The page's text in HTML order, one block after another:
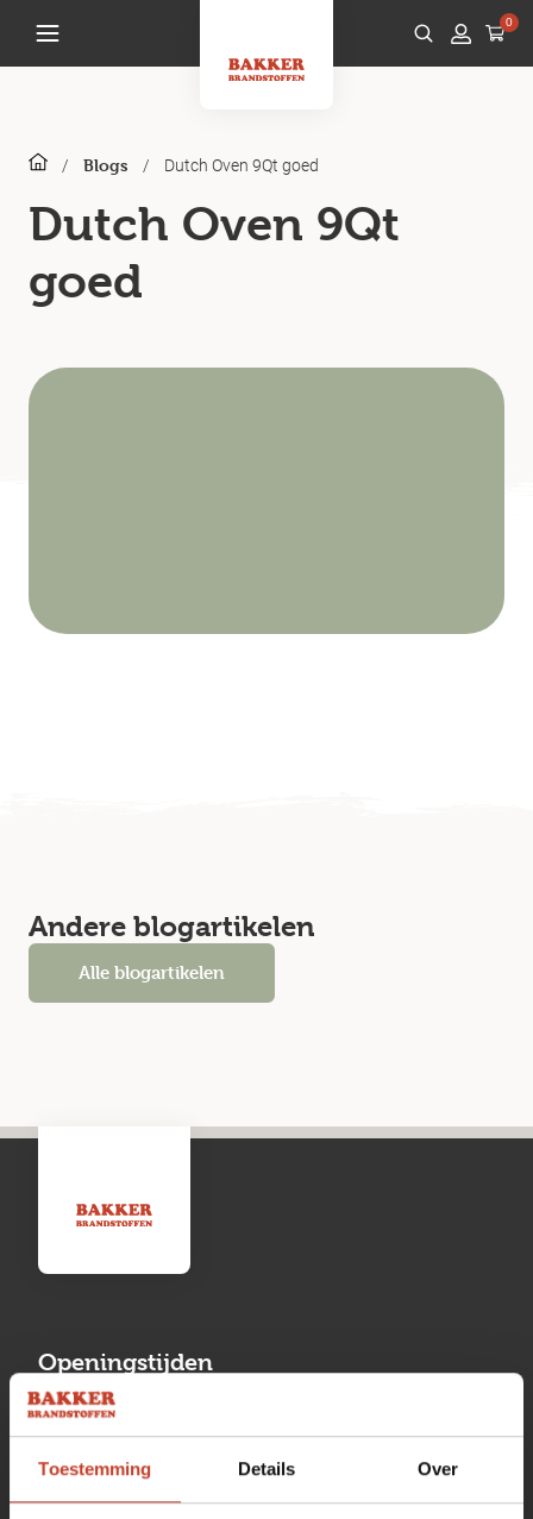
Toestemming Details Over
0
/ Blogs / Dutch Oven 9Qt goed
Dutch Oven 9Qt
goed
Andere blogartikelen
Alle blogartikelen
Openingstijden
Maandag
13:00 tot 17:00
Dinsdag
08:00 tot 17:00